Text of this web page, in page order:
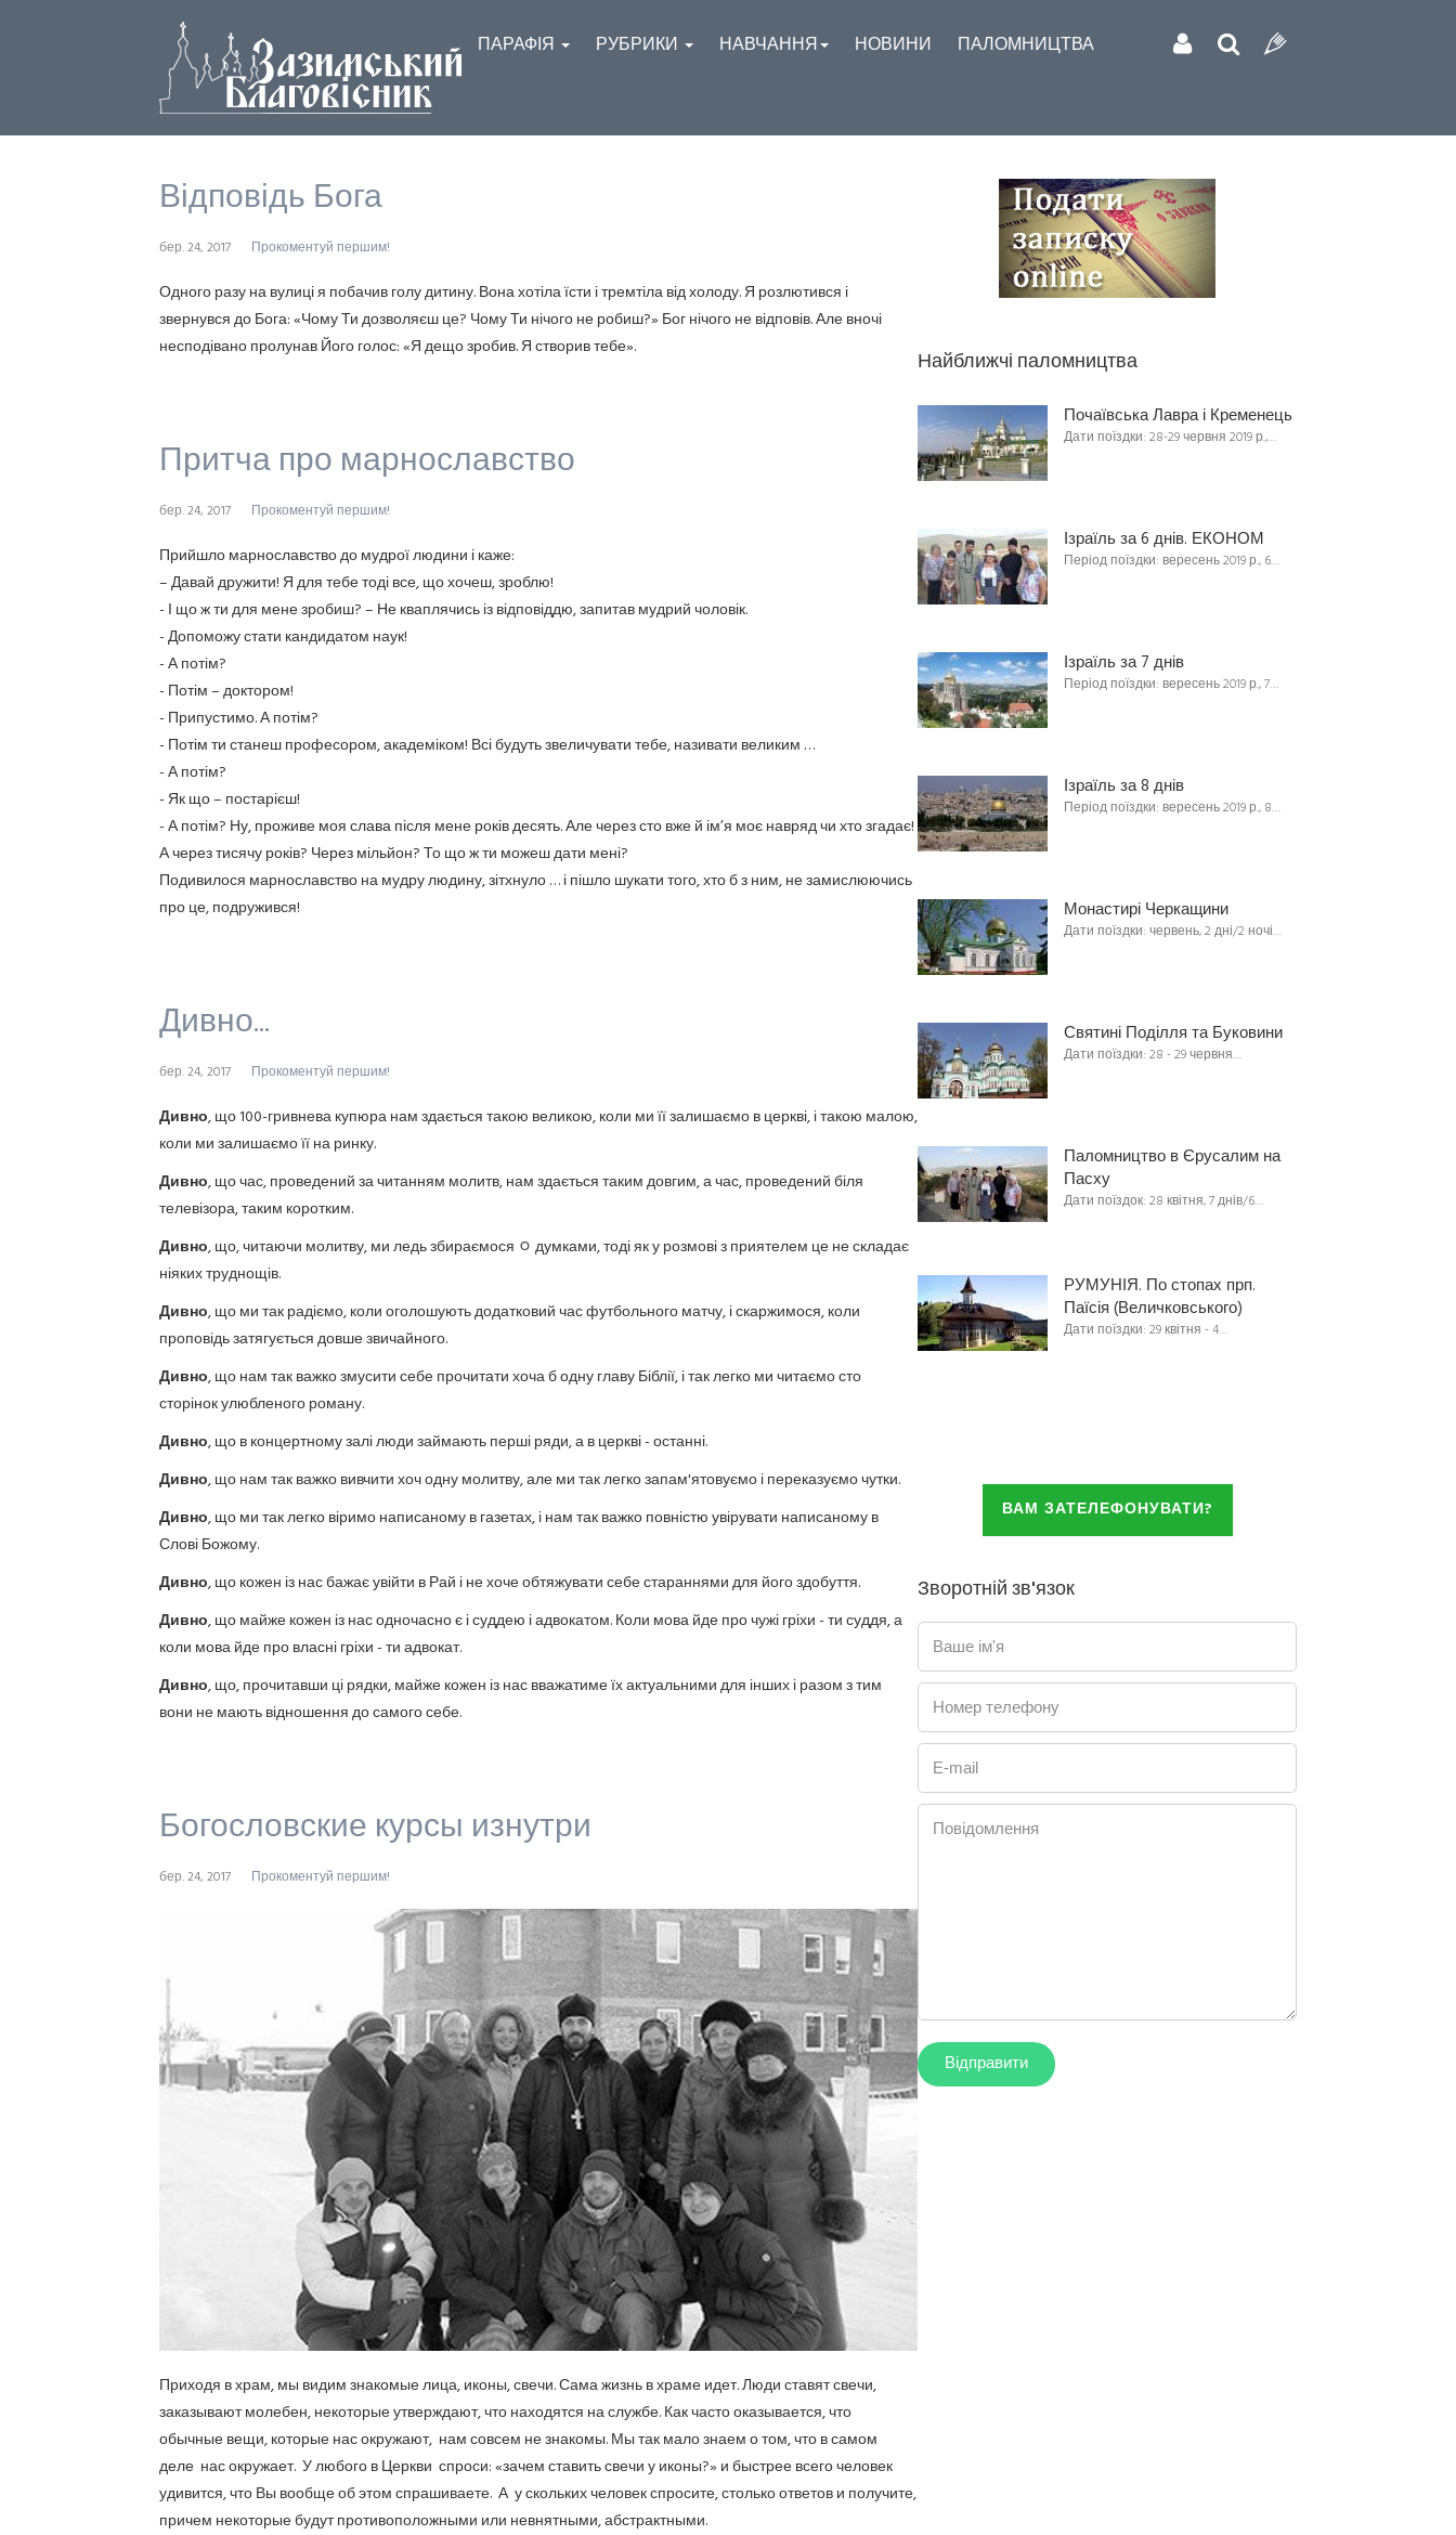
ПАРАФІЯ РУБРИКИ НАВЧАННЯ НОВИНИ ПАЛОМНИЦТВА
Відповідь Бога
бер. 24, 2017 Прокоментуй першим!
Одного разу на вулиці я побачив голу дитину. Вона хотіла їсти і тремтіла від холоду. Я розлютився і
звернувся до Бога: «Чому Ти дозволяєш це? Чому Ти нічого не робиш?» Бог нічого не відповів. Але вночі
несподівано пролунав Його голос: «Я дещо зробив. Я створив тебе».
Притча про марнославство
бер. 24, 2017 Прокоментуй першим!
Прийшло марнославство до мудрої людини і каже:
– Давай дружити! Я для тебе тоді все, що хочеш, зроблю!
- І що ж ти для мене зробиш? – Не кваплячись із відповіддю, запитав мудрий чоловік.
- Допоможу стати кандидатом наук!
- А потім?
- Потім – доктором!
- Припустимо. А потім?
- Потім ти станеш професором, академіком! Всі будуть звеличувати тебе, називати великим …
- А потім?
- Як що – постарієш!
- А потім? Ну, проживе моя слава після мене років десять. Але через сто вже й ім’я моє навряд чи хто згадає!
А через тисячу років? Через мільйон? То що ж ти можеш дати мені?
Подивилося марнославство на мудру людину, зітхнуло … і пішло шукати того, хто б з ним, не замислюючись
про це, подружився!
Дивно...
бер. 24, 2017 Прокоментуй першим!
Дивно, що 100-гривнева купюра нам здається такою великою, коли ми її залишаємо в церкві, і такою малою,
коли ми залишаємо її на ринку.
Дивно, що час, проведений за читанням молитв, нам здається таким довгим, а час, проведений біля
телевізора, таким коротким.
Дивно, що, читаючи молитву, ми ледь збираємося ﾷ думками, тоді як у розмові з приятелем це не складає
ніяких труднощів.
Дивно, що ми так радіємо, коли оголошують додатковий час футбольного матчу, і скаржимося, коли
проповідь затягується довше звичайного.
Дивно, що нам так важко змусити себе прочитати хоча б одну главу Біблії, і так легко ми читаємо сто
сторінок улюбленого роману.
Дивно, що в концертному залі люди займають перші ряди, а в церкві - останні.
Дивно, що нам так важко вивчити хоч одну молитву, але ми так легко запам'ятовуємо і переказуємо чутки.
Дивно, що ми так легко віримо написаному в газетах, і нам так важко повністю увірувати написаному в
Слові Божому.
Дивно, що кожен із нас бажає увійти в Рай і не хоче обтяжувати себе стараннями для його здобуття.
Дивно, що майже кожен із нас одночасно є і суддею і адвокатом. Коли мова йде про чужі гріхи - ти суддя, а
коли мова йде про власні гріхи - ти адвокат.
Дивно, що, прочитавши ці рядки, майже кожен із нас вважатиме їх актуальними для інших і разом з тим
вони не мають відношення до самого себе.
Богословские курсы изнутри
бер. 24, 2017 Прокоментуй першим!
Приходя в храм, мы видим знакомые лица, иконы, свечи. Сама жизнь в храме идет. Люди ставят свечи,
заказывают молебен, некоторые утверждают, что находятся на службе. Как часто оказывается, что
обычные вещи, которые нас окружают, нам совсем не знакомы. Мы так мало знаем о том, что в самом
деле нас окружает. У любого в Церкви спроси: «зачем ставить свечи у иконы?» и быстрее всего человек
удивится, что Вы вообще об этом спрашиваете. А у скольких человек спросите, столько ответов и получите,
причем некоторые будут противоположными или невнятными, абстрактными.
Найближчі паломництва
Почаївська Лавра і Кременець
Дати поїздки: 28-29 червня 2019 р.,…
Ізраїль за 6 днів. ЕКОНОМ
Період поїздки: вересень 2019 р., 6…
Ізраїль за 7 днів
Період поїздки: вересень 2019 р., 7…
Ізраїль за 8 днів
Період поїздки: вересень 2019 р., 8…
Монастирі Черкащини
Дати поїздки: червень, 2 дні/2 ночі…
Святині Поділля та Буковини
Дати поїздки: 28 - 29 червня…
Паломництво в Єрусалим на
Пасху
Дати поїздок: 28 квітня, 7 днів/6…
РУМУНІЯ. По стопах прп.
Паїсія (Величковського)
Дати поїздки: 29 квітня - 4…
ВАМ ЗАТЕЛЕФОНУВАТИ?
Зворотній зв'язок
Ваше ім'я
Номер телефону
E-mail
Повідомлення